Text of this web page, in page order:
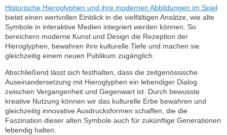
Historische Hieroglyphen und ihre modernen Abbildungen im Spiel
bietet einen wertvollen Einblick in die vielfältigen Ansätze, wie alte
Symbole in interaktive Medien integriert werden können. So
bereichern moderne Kunst und Design die Rezeption der
Hieroglyphen, bewahren ihre kulturelle Tiefe und machen sie
gleichzeitig einem neuen Publikum zugänglich.
Abschließend lässt sich festhalten, dass die zeitgenössische
Auseinandersetzung mit Hieroglyphen ein lebendiger Dialog
zwischen Vergangenheit und Gegenwart ist. Durch bewusste
kreative Nutzung können wir das kulturelle Erbe bewahren und
gleichzeitig innovative Ausdrucksformen schaffen, die die
Faszination dieser alten Symbole auch für zukünftige Generationen
lebendig halten.